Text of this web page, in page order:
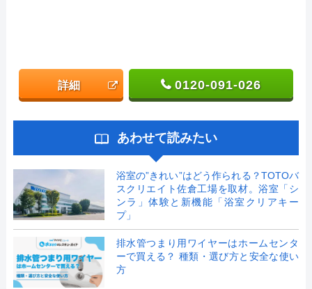
詳細 0120-091-026
あわせて読みたい
浴室の”きれい”はどう作られる？TOTOバ
スクリエイト佐倉工場を取材。浴室「シ
ンラ」体験と新機能「浴室クリアキー
プ」
排水管つまり用ワイヤーはホームセンタ
ーで買える？ 種類・選び方と安全な使い
方